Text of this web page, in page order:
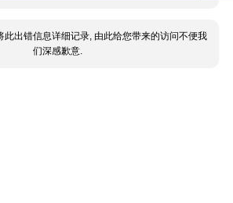
此出错信息详细记录, 由此给您带来的访问不便我
们深感歉意.